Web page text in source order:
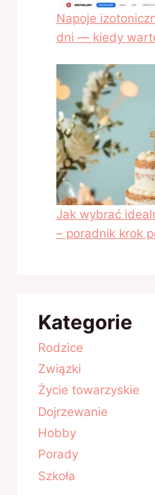
Napoje
dni — kiedy
Jak wybrać
– poradnik krok
Kategorie
Rodzice
Związki
Życie towarzyskie
Dojrzewanie
Hobby
Porady
Szkoła